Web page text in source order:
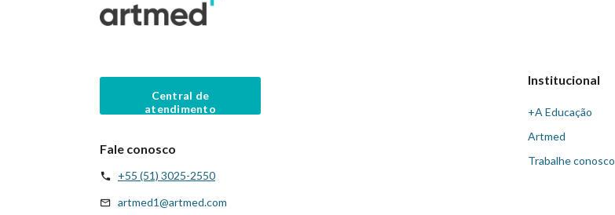
Central de
atendimento
Fale conosco
+55 (51) 3025-2550
artmed1@artmed.com
Institucional
+A Educação
Artmed
Trabalhe conosco